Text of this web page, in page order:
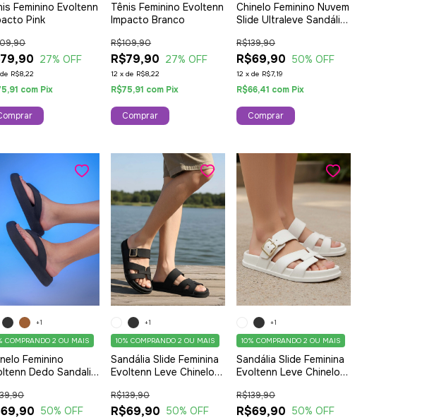
Feminino Evoltenn
Pink
27% OFF
de R$8,22
com Pix
Tênis Feminino Evoltenn
Impacto Branco
R$79,90
R$109,90
27% OFF
12 xde R$8,22
R$75,91 com Pix
Comprar
Chinelo Feminino Nuvem
Slide Ultraleve Sandália
R$69,90
R$139,90
50% OFF
12 xde R$7,19
R$66,41 com Pix
Comprar
Feminino
Dedo Sandalia
50% OFF
COMPRANDO 2 OU MAIS
+1
Sandália Slide Feminina
Evoltenn Leve Chinelo
Preta
R$69,90
R$139,90
50% OFF
10%COMPRANDO 2 OU MAIS
+1
Sandália Slide Feminina
Evoltenn Leve Chinelo
Branca
R$69,90
R$139,90
50% OFF
10%COMPRANDO 2 OU MAIS
+1